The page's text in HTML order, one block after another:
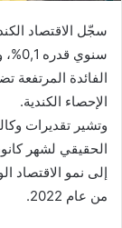
سجّل الاقتصاد
الفائدة المرتفعة
الإحصاء الكندية.
وتشير تقديرات
الحقيقي لشهر
من عام 2022.